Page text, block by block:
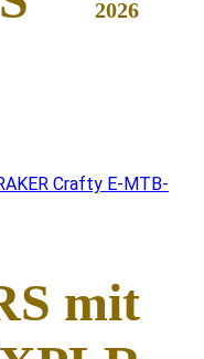
2026
Crafty E-MTB-
S mit